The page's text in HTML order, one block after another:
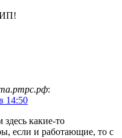
:
14:50
какие-то
если и работающие, то с